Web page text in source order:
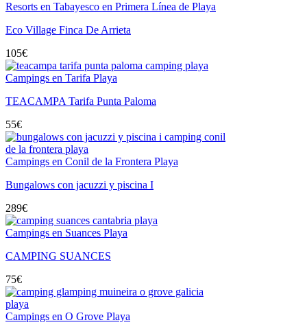
Resorts en Tabayesco en Primera Línea de Playa
Eco Village Finca De Arrieta
105€
Campings en Tarifa Playa
TEACAMPA Tarifa Punta Paloma
55€
Campings en Conil de la Frontera Playa
Bungalows con jacuzzi y piscina I
289€
Campings en Suances Playa
CAMPING SUANCES
75€
Campings en O Grove Playa